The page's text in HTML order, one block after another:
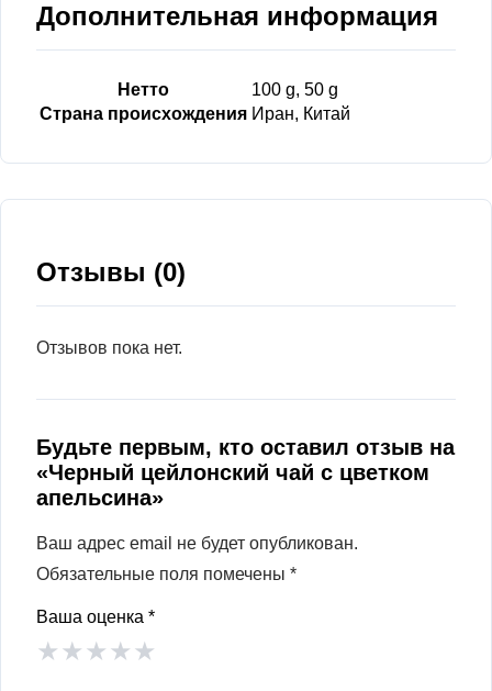
Дополнительная информация
Нетто
100 g, 50 g
Страна происхождения Иран, Китай
Отзывы (0)
Отзывов пока нет.
Будьте первым, кто оставил отзыв на
«Черный цейлонский чай с цветком
апельсина»
Ваш адрес email не будет опубликован.
Обязательные поля помечены *
Ваша оценка *
★★★★★